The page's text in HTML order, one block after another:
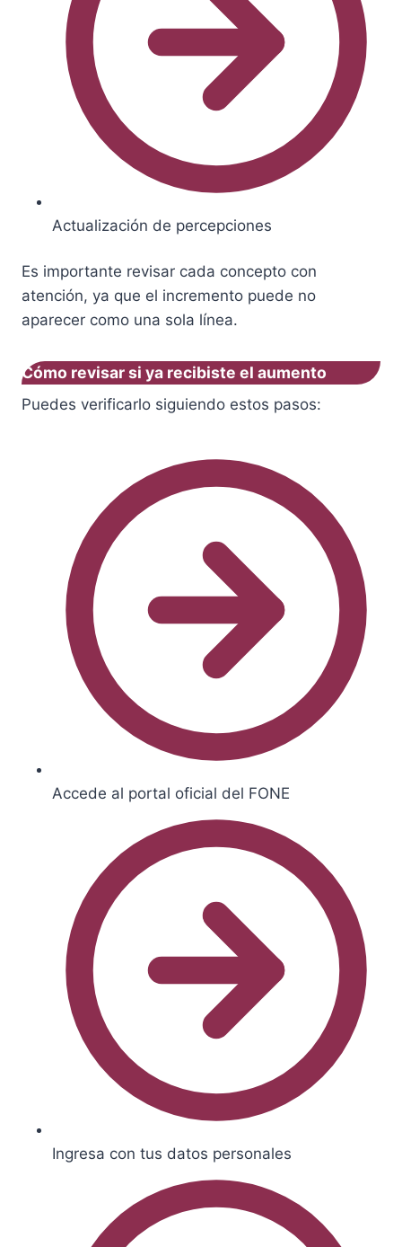
Actualización de percepciones
Es importante revisar cada concepto con
atención, ya que el incremento puede no
aparecer como una sola línea.
Cómo revisar si ya recibiste el aumento
Puedes verificarlo siguiendo estos pasos:
Accede al portal oficial del FONE
Ingresa con tus datos personales